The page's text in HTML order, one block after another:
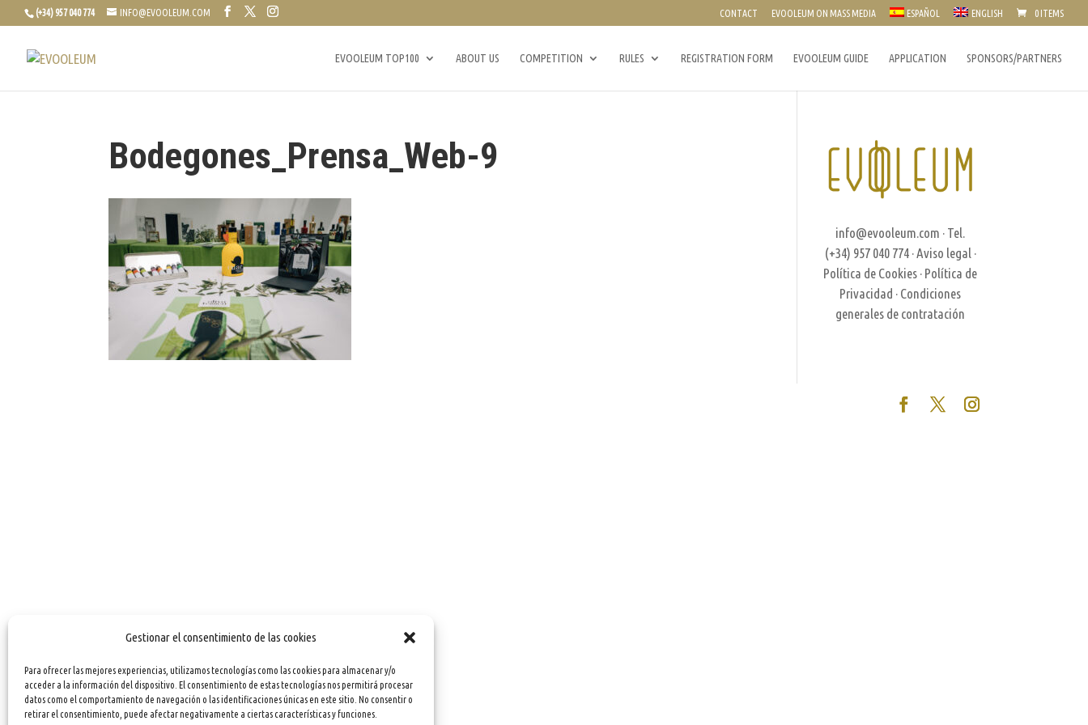
Gestionar el consentimiento de las cookies
Para ofrecer las mejores experiencias, utilizamos tecnologías como las cookies para almacenar y/o
acceder a la información del dispositivo. El consentimiento de estas tecnologías nos permitirá procesar
datos como el comportamiento de navegación o las identificaciones únicas en este sitio. No consentir o
retirar el consentimiento, puede afectar negativamente a ciertas características y funciones.
(+34) 957 040 774 INFO@EVOOLEUM.COM CONTACT EVOOLEUM ON MASS MEDIA ESPAÑOL ENGLISH 0 ITEMS
EVOOLEUM TOP100 ABOUT US COMPETITION RULES REGISTRATION FORM EVOOLEUM GUIDE APPLICATION SPONSORS/PARTNERS
Bodegones_Prensa_Web-9
info@evooleum.com · Tel.
(+34) 957 040 774 · Aviso legal ·
Política de Cookies · Política de
Privacidad · Condiciones
generales de contratación